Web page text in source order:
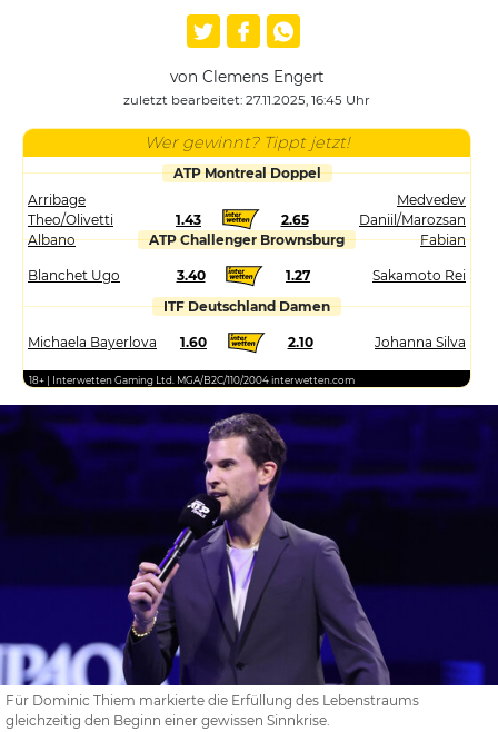
von Clemens Engert
zuletzt bearbeitet: 27.11.2025, 16:45 Uhr
Wer gewinnt? Tippt jetzt!
ATP Montreal Doppel
Arribage
Theo/Olivetti
Albano
1.43 2.65
Medvedev
Daniil/Marozsan
Fabian
ATP Challenger Brownsburg
Blanchet Ugo 3.40 1.27
Sakamoto Rei
ITF Deutschland Damen
Michaela Bayerlova 1.60 2.10 Johanna Silva
18+ | Interwetten Gaming Ltd. MGA/B2C/110/2004 interwetten.com
Für Dominic Thiem markierte die Erfüllung des Lebenstraums
gleichzeitig den Beginn einer gewissen Sinnkrise.